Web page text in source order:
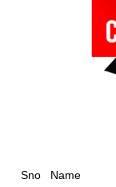
Sno Name